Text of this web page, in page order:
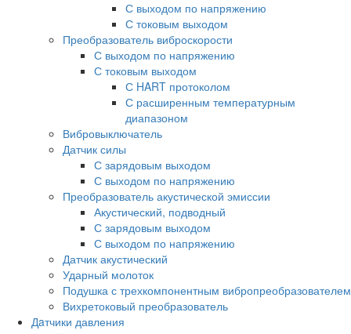
С выходом по напряжению
С токовым выходом
Преобразователь виброскорости
С выходом по напряжению
С токовым выходом
С HART протоколом
С расширенным температурным
диапазоном
Вибровыключатель
Датчик силы
С зарядовым выходом
С выходом по напряжению
Преобразователь акустической эмиссии
Акустический, подводный
С зарядовым выходом
С выходом по напряжению
Датчик акустический
Ударный молоток
Подушка с трехкомпонентным вибропреобразователем
Вихретоковый преобразователь
Дaтчики давления